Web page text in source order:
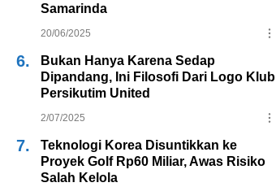
Samarinda
20/06/2025
6.
Bukan Hanya Karena Sedap
Dipandang, Ini Filosofi Dari Logo Klub
Persikutim United
2/07/2025
7.
Teknologi Korea Disuntikkan ke
Proyek Golf Rp60 Miliar, Awas Risiko
Salah Kelola